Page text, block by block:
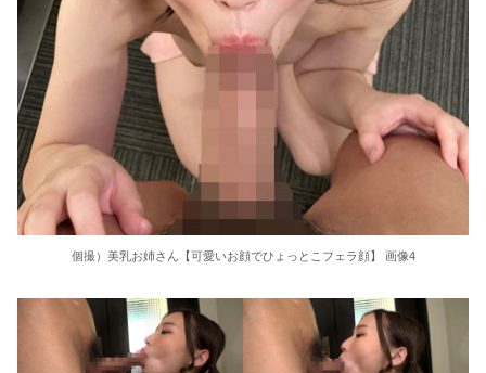
【悲報】行きつけの居酒屋に立ち寄った男、会計が100円だった結果・・・
【海外の反応】ネット上での中国のプロパガンダ工作ってどれくらいあるんだろうな → 「どこの国も同じようなことをやってるよな」「中国に関する情報はマジで両極端なものしかない」
絵恋空 画像455枚【ヌード】
結婚式の二次会で知り合った娘達と乱交した話
近藤あさみ 大人になると衣装も下着になり露出度も高くなるのでいいですよね～！
激しく揺れる小さな胸が愛おしくてたまらない
個撮）美乳お姉さん【可愛いお顔でひょっとこフェラ顔】 画像4